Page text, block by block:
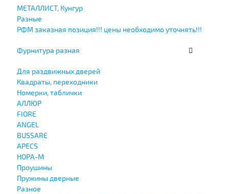
МЕТАЛЛИСТ, Кунгур
Разные
РФМ заказная позиция!!! цены необходимо уточнять!!!
Фурнитура разная
Для раздвижных дверей
Квадраты, переходники
Номерки, таблички
АЛЛЮР
FIORE
ANGEL
BUSSARE
APECS
НОРА-М
Проушины
Пружины дверные
Разное